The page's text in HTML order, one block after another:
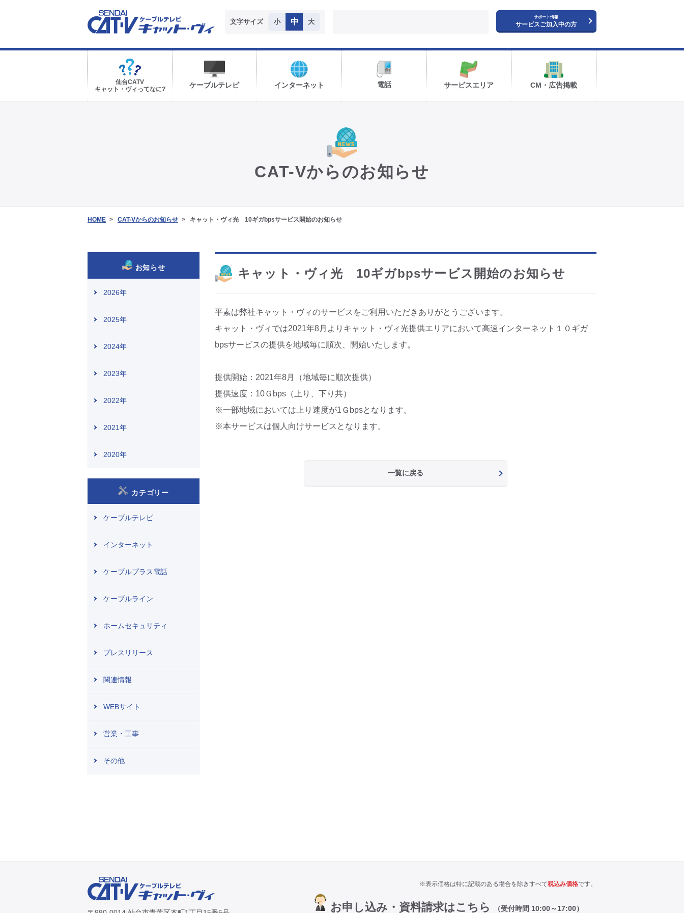
文字サイズ 小 中 大
サポート情報
サービスご加入中の方
仙台CATV
キャット・ヴィってなに?
ケーブルテレビ インターネット 電話 サービスエリア CM・広告掲載
CAT-Vからのお知らせ
HOME CAT-Vからのお知らせ キャット・ヴィ光 10ギガbpsサービス開始のお知らせ
キャット・ヴィ光 10ギガbpsサービス開始のお知らせ
平素は弊社キャット・ヴィのサービスをご利用いただきありがとうございます。
キャット・ヴィでは2021年8月よりキャット・ヴィ光提供エリアにおいて高速インターネット１０ギガ
bpsサービスの提供を地域毎に順次、開始いたします。
提供開始：2021年8月（地域毎に順次提供）
提供速度：10Ｇbps（上り、下り共）
※一部地域においては上り速度が1Ｇbpsとなります。
※本サービスは個人向けサービスとなります。
一覧に戻る
お知らせ
2026年
2025年
2024年
2023年
2022年
2021年
2020年
カテゴリー
ケーブルテレビ
インターネット
ケーブルプラス電話
ケーブルライン
ホームセキュリティ
プレスリリース
関連情報
WEBサイト
営業・工事
その他
※表示価格は特に記載のある場合を除きすべて税込み価格です。
お申し込み・資料請求はこちら （受付時間 10:00～17:00）